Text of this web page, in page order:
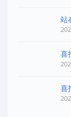
站
喜
喜